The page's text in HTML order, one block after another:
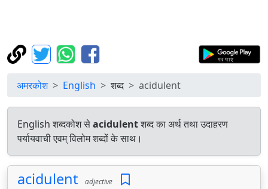
अमरकोश English शब्द acidulent
English शब्दकोश सेacidulentशब्द का अर्थ तथा उदाहरण
पर्यायवाची एवम् विलोम शब्दों के साथ।
acidulent adjective